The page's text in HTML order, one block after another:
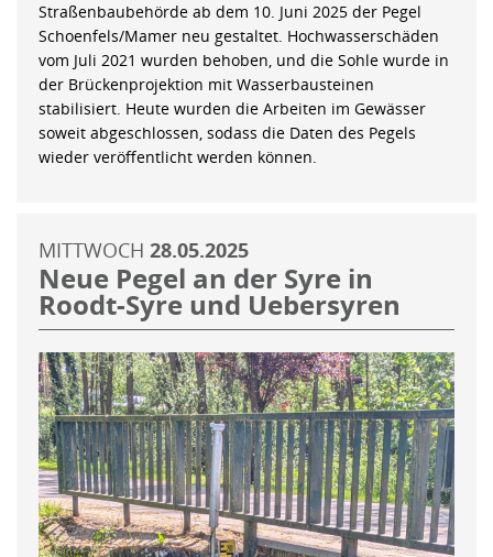
Straßenbaubehörde ab dem 10. Juni 2025 der Pegel
Schoenfels/Mamer neu gestaltet. Hochwasserschäden
vom Juli 2021 wurden behoben, und die Sohle wurde in
der Brückenprojektion mit Wasserbausteinen
stabilisiert. Heute wurden die Arbeiten im Gewässer
soweit abgeschlossen, sodass die Daten des Pegels
wieder veröffentlicht werden können.
MITTWOCH 28.05.2025
Neue Pegel an der Syre in
Roodt-Syre und Uebersyren